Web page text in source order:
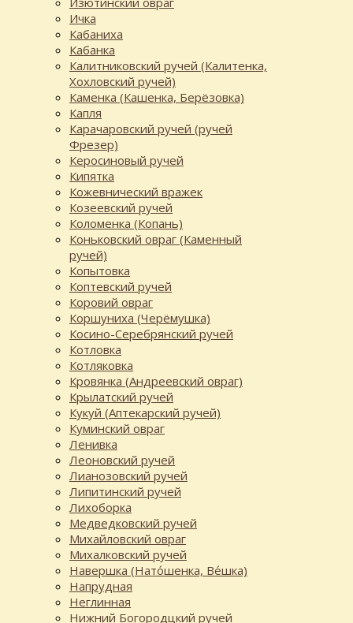
Ичка
Кабаниха
Кабанка
Калитниковский ручей (Калитенка,
Хохловский ручей)
Каменка (Кашенка, Берёзовка)
Капля
Карачаровский ручей (ручей
Фрезер)
Керосиновый ручей
Кипятка
Кожевнический вражек
Козеевский ручей
Коломенка (Копань)
Коньковский овраг (Каменный
ручей)
Копытовка
Коптевский ручей
Коровий овраг
Коршуниха (Черёмушка)
Косино-Серебрянский ручей
Котловка
Котляковка
Кровянка (Андреевский овраг)
Крылатский ручей
Кукуй (Аптекарский ручей)
Куминский овраг
Ленивка
Леоновский ручей
Лианозовский ручей
Липитинский ручей
Лихоборка
Медведковский ручей
Михайловский овраг
Михалковский ручей
Навершка (Нато́шенка, Ве́шка)
Напрудная
Неглинная
Нижний Богородцкий ручей